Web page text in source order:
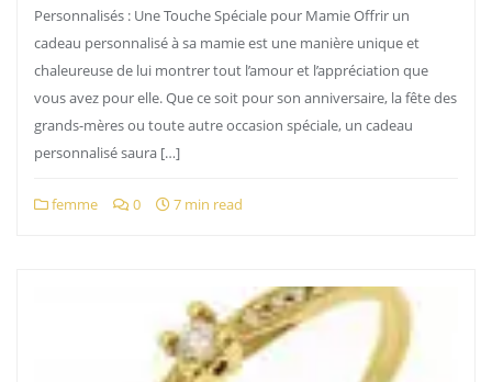
Personnalisés : Une Touche Spéciale pour Mamie Offrir un
cadeau personnalisé à sa mamie est une manière unique et
chaleureuse de lui montrer tout l’amour et l’appréciation que
vous avez pour elle. Que ce soit pour son anniversaire, la fête des
grands-mères ou toute autre occasion spéciale, un cadeau
personnalisé saura […]
femme 0 7 min read